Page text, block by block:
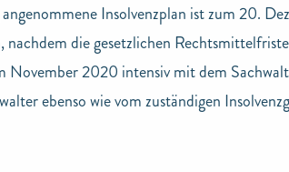
Insolvenzplan ist zum 20.
nachdem die gesetzlichen
November 2020 intensiv mit dem
ebenso wie vom zuständigen